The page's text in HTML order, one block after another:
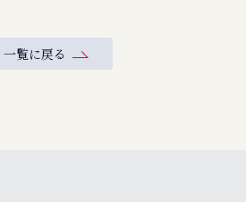
一覧に戻る